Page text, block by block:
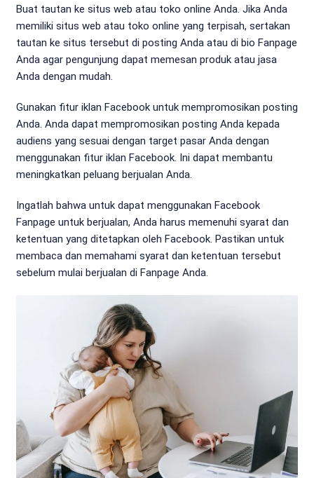
Buat tautan ke situs web atau toko online Anda. Jika Anda
memiliki situs web atau toko online yang terpisah, sertakan
tautan ke situs tersebut di posting Anda atau di bio Fanpage
Anda agar pengunjung dapat memesan produk atau jasa
Anda dengan mudah.
Gunakan fitur iklan Facebook untuk mempromosikan posting
Anda. Anda dapat mempromosikan posting Anda kepada
audiens yang sesuai dengan target pasar Anda dengan
menggunakan fitur iklan Facebook. Ini dapat membantu
meningkatkan peluang berjualan Anda.
Ingatlah bahwa untuk dapat menggunakan Facebook
Fanpage untuk berjualan, Anda harus memenuhi syarat dan
ketentuan yang ditetapkan oleh Facebook. Pastikan untuk
membaca dan memahami syarat dan ketentuan tersebut
sebelum mulai berjualan di Fanpage Anda.